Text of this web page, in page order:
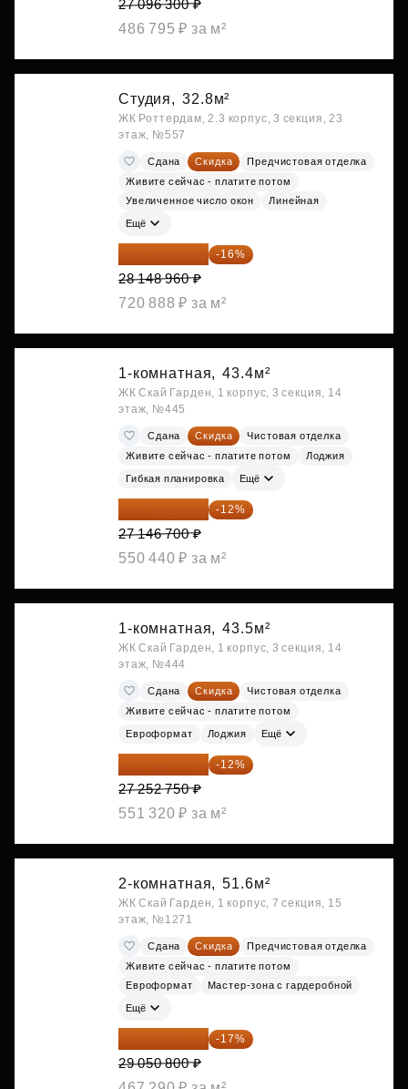
27 096 300 ₽
486 795 ₽ за м²
Студия, 32.8м²
ЖК Роттердам, 2.3 корпус, 3 секция, 23
этаж, №557
Сдана Скидка
Предчистовая отделка
Живите сейчас - платите потом
Увеличенное число окон
Линейная
Ещё
23 645 126 ₽ -16%
28 148 960 ₽
720 888 ₽ за м²
1-комнатная, 43.4м²
ЖК Скай Гарден, 1 корпус, 3 секция, 14
этаж, №445
Сдана Скидка
Чистовая отделка
Живите сейчас - платите потом
Лоджия
Гибкая планировка Ещё
23 889 096 ₽ -12%
27 146 700 ₽
550 440 ₽ за м²
1-комнатная, 43.5м²
ЖК Скай Гарден, 1 корпус, 3 секция, 14
этаж, №444
Сдана Скидка
Чистовая отделка
Живите сейчас - платите потом
Евроформат Лоджия Ещё
23 982 420 ₽ -12%
27 252 750 ₽
551 320 ₽ за м²
2-комнатная, 51.6м²
ЖК Скай Гарден, 1 корпус, 7 секция, 15
этаж, №1271
Сдана Скидка
Предчистовая отделка
Живите сейчас - платите потом
Евроформат
Мастер-зона с гардеробной
Ещё
24 112 164 ₽ -17%
29 050 800 ₽